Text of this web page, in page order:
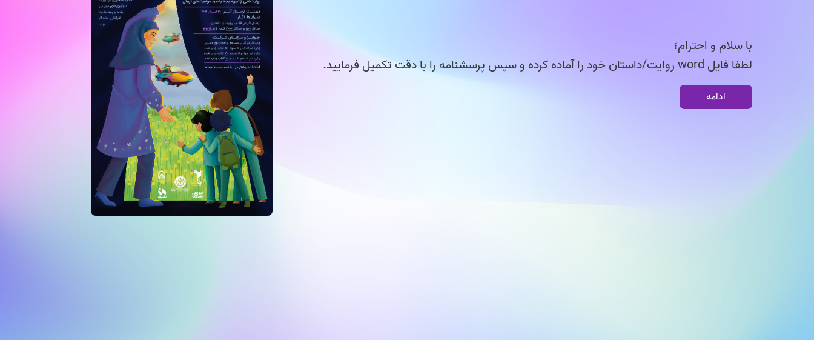
با سلام و احترام؛
لطفا فایل word روایت/داستان خود را آماده کرده و سپس پرسشنامه را با دقت تکمیل فرمایید.
با سلام و احترام؛ لطفا فایل word روایت/داستان خود را آماده کرده و سپس پرسشنامه را با دقت تکمیل فرمایید.
ادامه